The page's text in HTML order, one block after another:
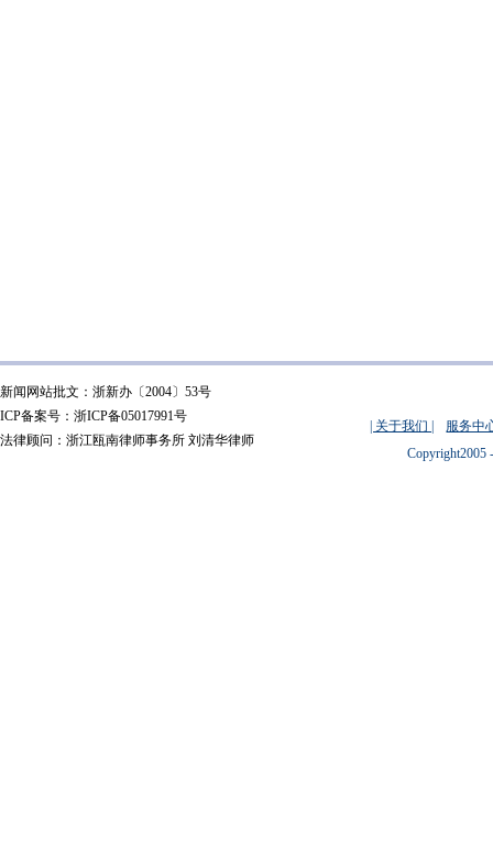
新闻网站批文：浙新办〔2004〕53号
ICP备案号：浙ICP备05017991号
法律顾问：浙江瓯南律师事务所 刘清华律师
| 关于我们 |
服务中
Copyright2005